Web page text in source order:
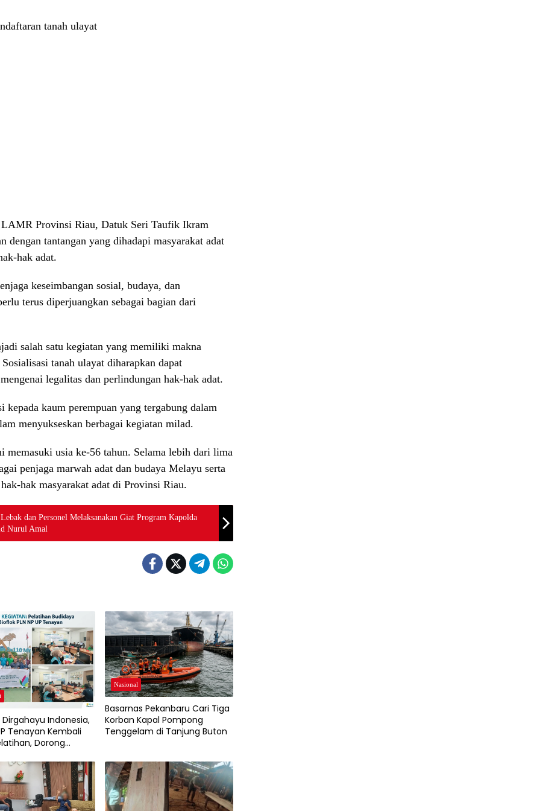
tanah ulayat
Provinsi Riau, Datuk Seri Taufik Ikram
dengan tantangan yang dihadapi masyarakat adat
hak adat.
keseimbangan sosial, budaya, dan
terus diperjuangkan sebagai bagian dari
salah satu kegiatan yang memiliki makna
tanah ulayat diharapkan dapat
legalitas dan perlindungan hak-hak adat.
kaum perempuan yang tergabung dalam
menyukseskan berbagai kegiatan milad.
usia ke-56 tahun. Selama lebih dari lima
penjaga marwah adat dan budaya Melayu serta
hak masyarakat adat di Provinsi Riau.
dan Personel Melaksanakan Giat Program Kapolda
Nurul Amal
Indonesia,
Tenayan Kembali
Dorong
Pangan Warga
Nasional
Basarnas Pekanbaru Cari Tiga
Korban Kapal Pompong
Tenggelam di Tanjung Buton